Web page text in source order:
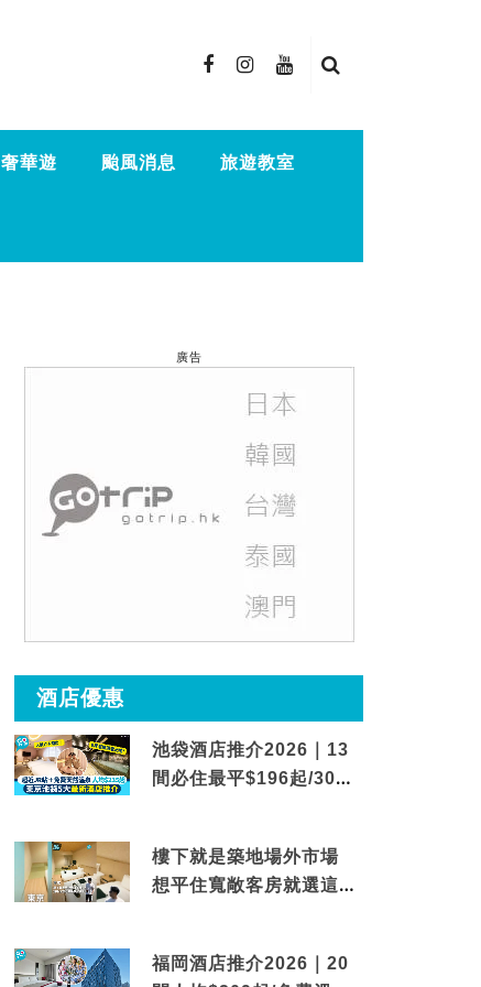
奢華遊 颱風消息 旅遊教室
廣告
酒店優惠
池袋酒店推介2026｜13
間必住最平$196起/30秒
樓下就是築地場外市場
想平住寬敞客房就選這間
福岡酒店推介2026｜20